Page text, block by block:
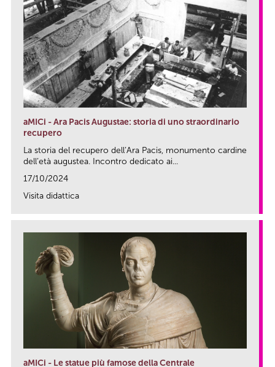
aMICi - Ara Pacis Augustae: storia di uno straordinario
recupero
La storia del recupero dell’Ara Pacis, monumento cardine
dell’età augustea. Incontro dedicato ai...
17/10/2024
Visita didattica
aMICi - Le statue più famose della Centrale